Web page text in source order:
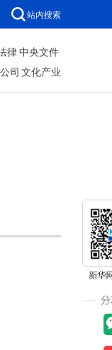
站内搜索
律中央文件
司 文化产业